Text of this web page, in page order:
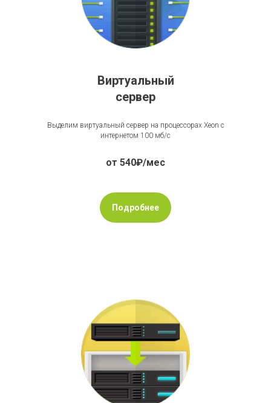
Виртуальный
сервер
Выделим виртуальный сервер на процессорах Xeon с
интернетом 100 мб/с
от 540₽/мес
Подробнее